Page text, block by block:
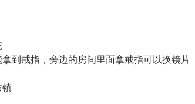
到戒指，旁边的房间里面拿戒指可以换镜片
镇